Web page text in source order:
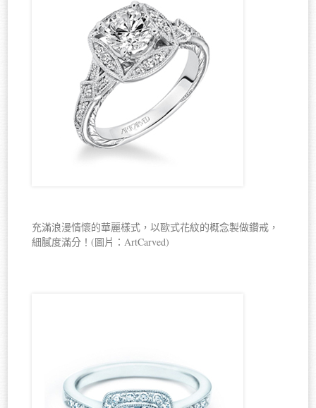
充滿浪漫情懷的華麗樣式，以歐式花紋的概念製做鑽戒，
細膩度滿分！(圖片：ArtCarved)